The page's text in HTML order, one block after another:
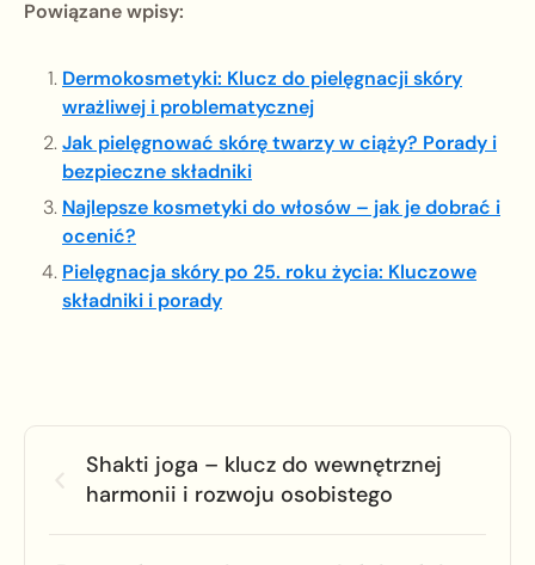
Powiązane wpisy:
Dermokosmetyki: Klucz do pielęgnacji skóry
wrażliwej i problematycznej
Jak pielęgnować skórę twarzy w ciąży? Porady i
bezpieczne składniki
Najlepsze kosmetyki do włosów – jak je dobrać i
ocenić?
Pielęgnacja skóry po 25. roku życia: Kluczowe
składniki i porady
Shakti joga – klucz do wewnętrznej
harmonii i rozwoju osobistego